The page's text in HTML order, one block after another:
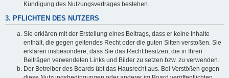
Kündigung des Nutzungsvertrages bestehen.
3. PFLICHTEN DES NUTZERS
Sie erklären mit der Erstellung eines Beitrags, dass er keine Inhalte
enthält, die gegen geltendes Recht oder die guten Sitten verstoßen. Sie
erklären insbesondere, dass Sie das Recht besitzen, die in Ihren
Beiträgen verwendeten Links und Bilder zu setzen bzw. zu verwenden.
Der Betreiber des Boards übt das Hausrecht aus. Bei Verstößen gegen